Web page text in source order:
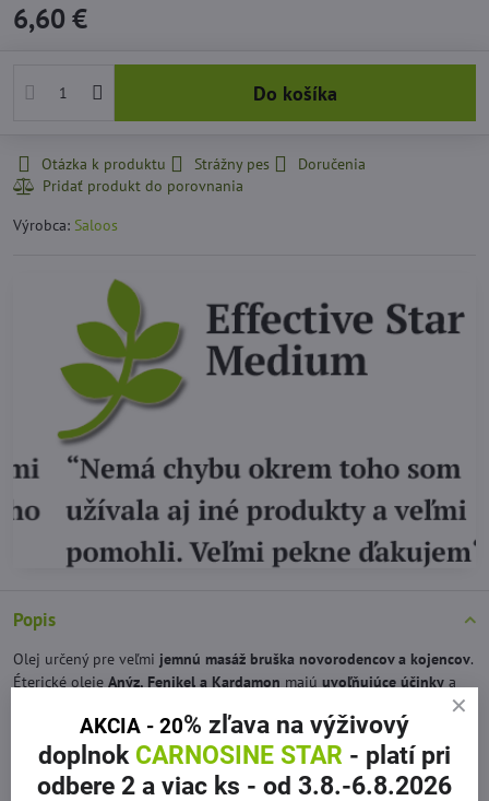
6,60 €
Do košíka
Otázka k produktu Strážny pes Doručenia
Výrobca: Saloos
Popis
Olej určený pre veľmi jemnú masáž bruška novorodencov a kojencov.
Éterické oleje Anýz, Fenikel a Kardamon majú uvoľňujúce účinky a
ošetruje jemnú detskú pokožku.
ČISTÝ PRÍRODNÝ PRODUKT.
AKCIA - 20% zľava na výživový
doplnok CARNOSINE STAR - platí pri
odbere 2 a viac ks - od 3.8.-6.8.2026